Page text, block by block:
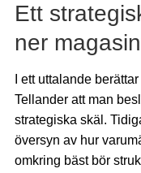
Ett
ner
I ett uttalande
Tellander att man
strategiska skäl.
översyn av hur
omkring bäst bör